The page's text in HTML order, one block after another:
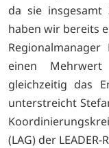
da sie insgesamt
haben wir bereits
einen
gleichzeitig das
unterstreicht
(LAG) der LEADER-